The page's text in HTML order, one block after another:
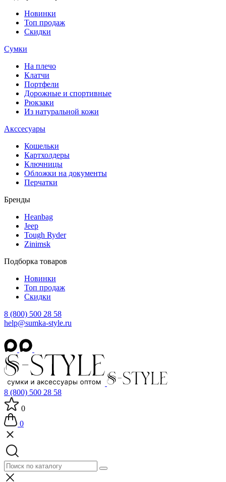
Новинки
Топ продаж
Скидки
Сумки
На плечо
Клатчи
Портфели
Дорожные и спортивные
Рюкзаки
Из натуральной кожи
Акссесуары
Кошельки
Картхолдеры
Ключницы
Обложки на документы
Перчатки
Бренды
Heanbag
Jeep
Tough Ryder
Zinimsk
Подборка товаров
Новинки
Топ продаж
Скидки
8 (800) 500 28 58
help@sumka-style.ru
8 (800) 500 28 58
0
0